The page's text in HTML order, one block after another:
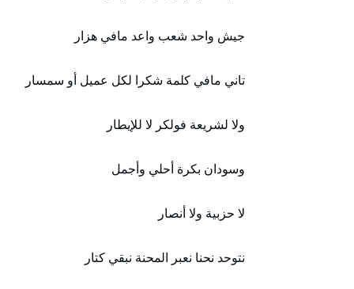
جيش واحد شعب واعد مافي ھزار
تاني مافي كلمة شكرا لكل عميل أو سمسار
ولا لشريعة فولكر لا للإيطار
وسودان بكرة أحلي وأجمل
لا حزبية ولا أنصار
نتوحد نحنا نعبر المحنة نبقي كتار